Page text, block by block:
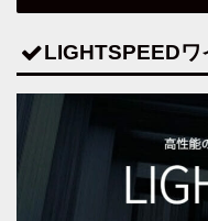
LIGHTSPEEDワ